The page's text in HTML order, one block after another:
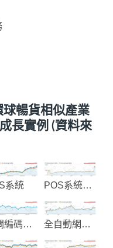
暢貨相似產業
長實例 (資料來
系統 POS系統主機設備製造
光閘編碼設備 全自動網版印刷機械